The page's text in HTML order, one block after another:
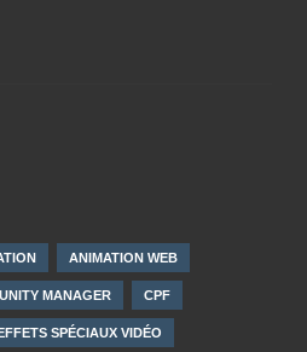
ANIMATION WEB
MANAGER CPF
SPÉCIAUX VIDÉO